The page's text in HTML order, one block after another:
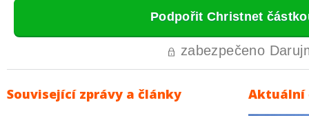
Související zprávy a články Aktuální